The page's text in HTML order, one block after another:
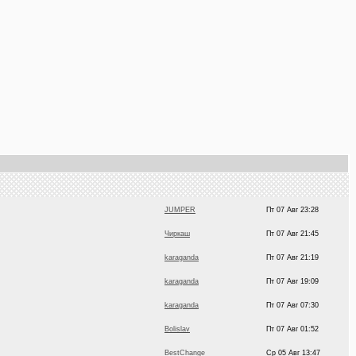
Чиркаш Пт 07 Авг 21:45
karaganda Пт 07 Авг 21:19
karaganda Пт 07 Авг 19:09
karaganda Пт 07 Авг 07:30
Bolislav Пт 07 Авг 01:52
BestChange Ср 05 Авг 13:47
DEMON Ср 05 Авг 05:55